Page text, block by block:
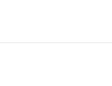
85x40x190 cm